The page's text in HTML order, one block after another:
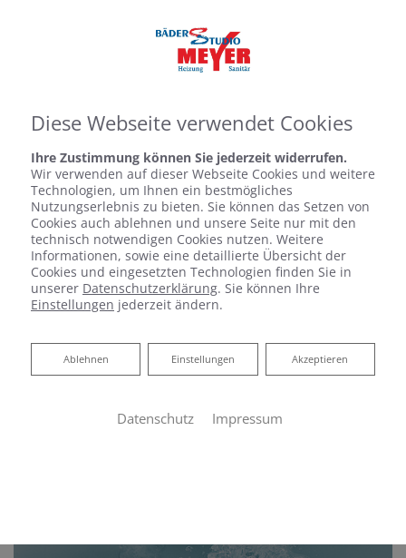
Diese Webseite verwendet Cookies
Ihre Zustimmung können Sie jederzeit widerrufen.
Wir verwenden auf dieser Webseite Cookies und weitere
Technologien, um Ihnen ein bestmögliches
Nutzungserlebnis zu bieten. Sie können das Setzen von
Cookies auch ablehnen und unsere Seite nur mit den
technisch notwendigen Cookies nutzen. Weitere
Informationen, sowie eine detaillierte Übersicht der
Cookies und eingesetzten Technologien finden Sie in
unserer Datenschutzerklärung. Sie können Ihre
Einstellungen jederzeit ändern.
Akzeptieren
Einstellungen
Ablehnen
Ablehnen
Datenschutz Impressum